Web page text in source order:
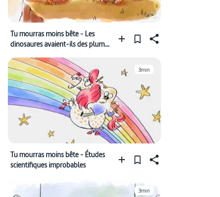
Tu mourras moins bête - Les
dinosaures avaient-ils des plumes
3min
Tu mourras moins bête - Études
scientifiques improbables
3min